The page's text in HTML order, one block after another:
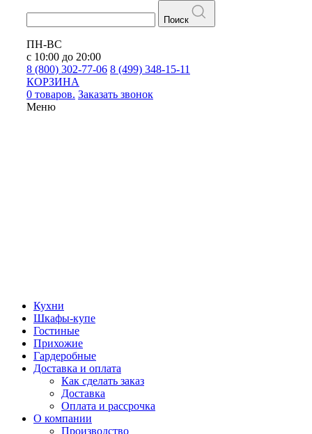
Поиск
ПН-ВС
с 10:00 до 20:00
8 (800) 302-77-06 8 (499) 348-15-11
КОРЗИНА
0 товаров. Заказать звонок
Меню
Кухни
Шкафы-купе
Гостиные
Прихожие
Гардеробные
Доставка и оплата
Как сделать заказ
Доставка
Оплата и рассрочка
О компании
Производство